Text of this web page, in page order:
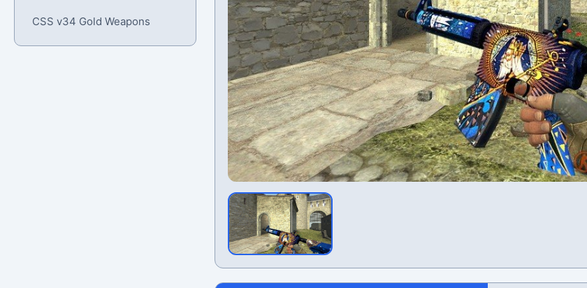
CSS v34 Gold Weapons